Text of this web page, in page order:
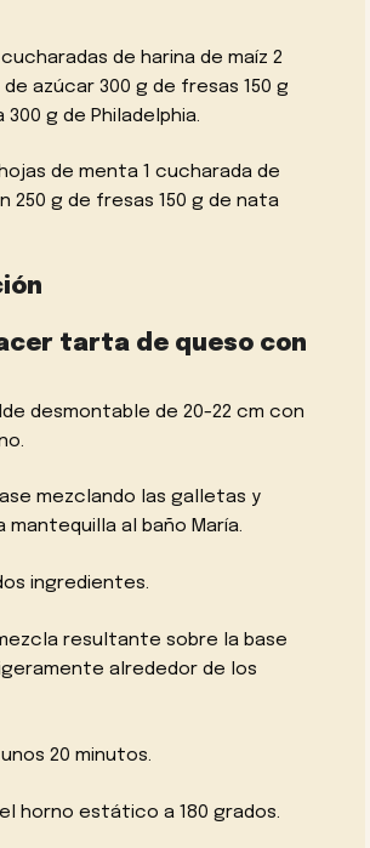
de harina de maíz 2
de azúcar 300 g de fresas 150 g
g de Philadelphia.
de menta 1 cucharada de
250 g de fresas 150 g de nata
tarta de queso con
desmontable de 20-22 cm con
mezclando las galletas y
mantequilla al baño María.
ingredientes.
resultante sobre la base
alrededor de los
20 minutos.
horno estático a 180 grados.